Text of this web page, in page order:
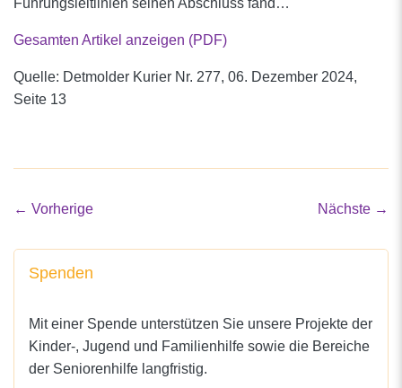
Gesamten Artikel anzeigen (PDF)
Quelle: Detmolder Kurier Nr. 277, 06. Dezember 2024,
Seite 13
← Vorherige Nächste →
Spenden
Mit einer Spende unterstützen Sie unsere Projekte der
Kinder-, Jugend und Familienhilfe sowie die Bereiche
der Seniorenhilfe langfristig.